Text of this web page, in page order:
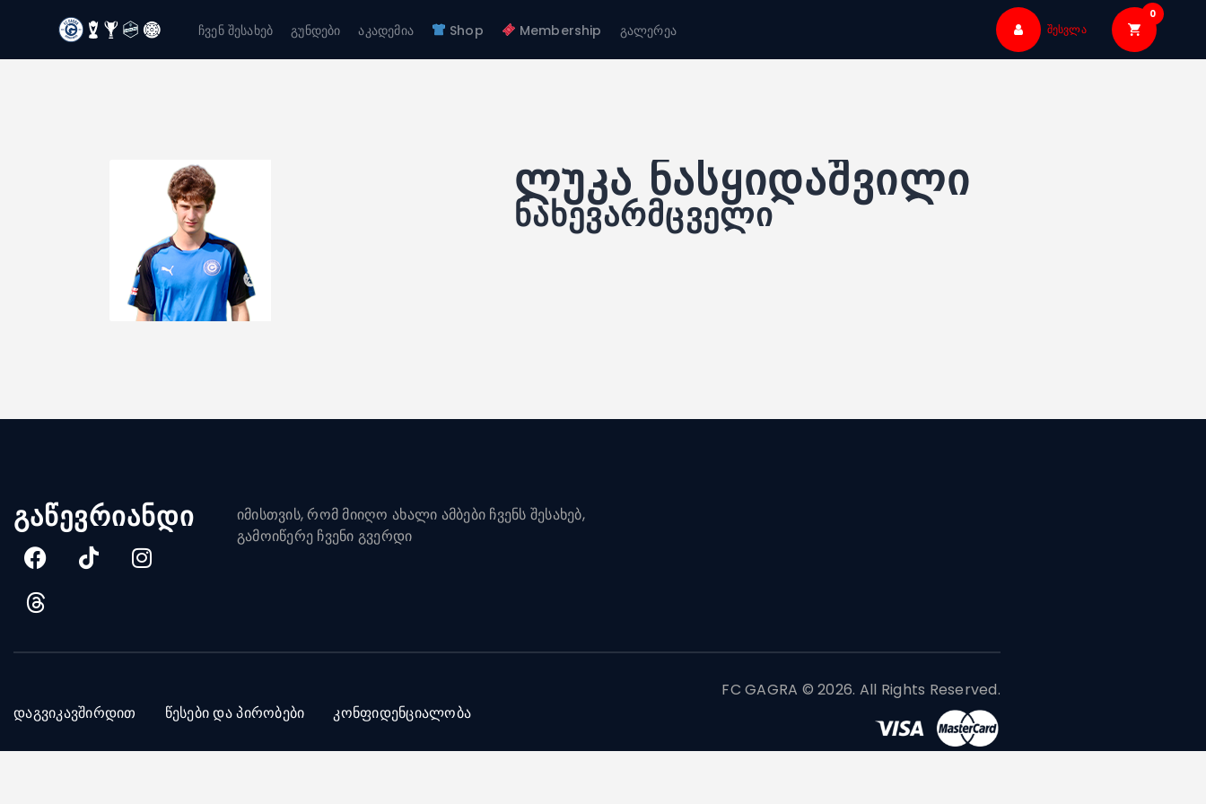
ჩვენ შესახებ გუნდები აკადემია Shop Membership გალერეა შესვლა
0
FC GAGRA
გუნდები
ლუკა ნასყიდაშვილი
ნახევარმცველი
გაწევრიანდი
იმისთვის, რომ მიიღო ახალი ამბები ჩვენს შესახებ,
გამოიწერე ჩვენი გვერდი
დაგვიკავშირდით წესები და პირობები კონფიდენციალობა
FC GAGRA © 2026. All Rights Reserved.